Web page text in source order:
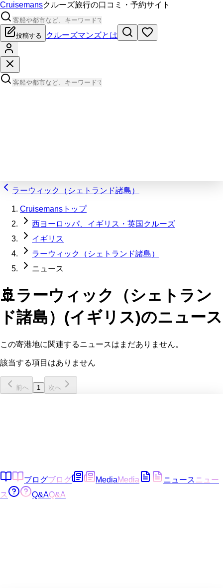
Cruisemansクルーズ旅行の口コミ・予約サイト
投稿する クルーズマンズとは
ラーウィック（シェトランド諸島）
Cruisemansトップ
西ヨーロッパ、イギリス・英国クルーズ
イギリス
ラーウィック（シェトランド諸島）
ニュース
🚢ラーウィック（シェトラン
ド諸島）(イギリス)のニュース
この寄港地に関連するニュースはまだありません。
該当する項目はありません
前へ 1 次へ
ブログブログ MediaMedia ニュース ニュー
ス
Q&AQ&A